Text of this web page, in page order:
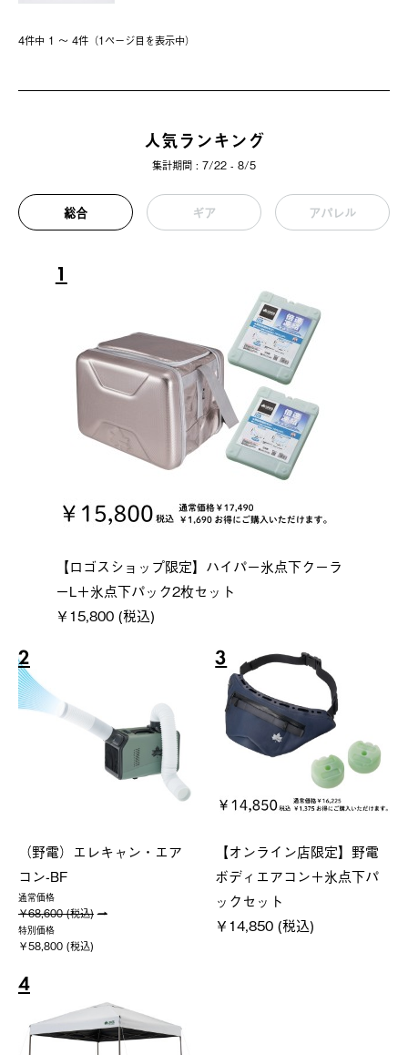
4件中 1 〜 4件（1ページ⽬を表⽰中）
人気ランキング
集計期間 : 7/22 - 8/5
総合 ギア アパレル
1
【ロゴスショップ限定】ハイパー氷点下クーラ
ーL＋氷点下パック2枚セット
￥15,800 (税込)
2
（野電）エレキャン・エア
コン-BF
通常価格
￥68,600 (税込)
特別価格
￥58,800 (税込)
3
【オンライン店限定】野電
ボディエアコン＋氷点下パ
ックセット
￥14,850 (税込)
4